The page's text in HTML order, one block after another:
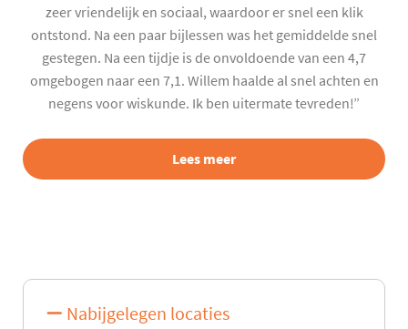
zeer vriendelijk en sociaal, waardoor er snel een klik
ontstond. Na een paar bijlessen was het gemiddelde snel
gestegen. Na een tijdje is de onvoldoende van een 4,7
omgebogen naar een 7,1. Willem haalde al snel achten en
negens voor wiskunde. Ik ben uitermate tevreden!”
Lees meer
Nabijgelegen locaties